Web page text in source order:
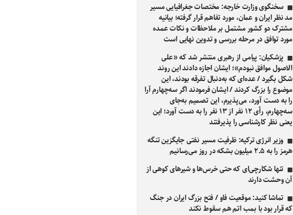
سخنگوی وزارت خارجه: مختصات جغرافیایی مسیر
مد نظر ایران و عمان، مورد تفاهم قرار گرفته؛ بیانیه
مشترک دو کشور مشتمل بر ملاحظات و نکات عمده
مورد توافق در مرحله بررسی و تدوین نهایی است
پزشکیان: پیامی از رهبری منتشر شد که «علی
الاصول موافق نبودم»؛ ایشان اجازه دادند این روند
شکل بگیرد / عده‌ای که به‌دنبال تفرقه بودند، این
موضوع را بزرگ کردند / ایشان فرمودند اگر سه‌چهارم آرا
را به دست آورد، می‌پذیرم، این تصمیم به‌جای
سه‌چهارم، رأی ۱۲ نفر از ۱۳ نفر را به دست آورد؛ این
یعنی نظر کارشناسی را پذیرفتند
وزیر انرژی ترکیه: ظرفیت مسیر نفتی جایگزین تنگه
هرمز را به ۲.۵ میلیون بشکه در روز می‌رسانیم
تنها شکارچی‌ای که حتی خرس‌ها و شیرهای کوهی از
آن وحشت دارند
تماشا کنید: موقعیت فاو / فتح بزرگ ایران در جنگ
که قرار بود با بمب اتم هم سقوط نکند